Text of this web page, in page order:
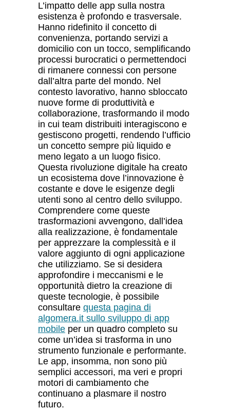
L’impatto delle app sulla nostra
esistenza è profondo e trasversale.
Hanno ridefinito il concetto di
convenienza, portando servizi a
domicilio con un tocco, semplificando
processi burocratici o permettendoci
di rimanere connessi con persone
dall’altra parte del mondo. Nel
contesto lavorativo, hanno sbloccato
nuove forme di produttività e
collaborazione, trasformando il modo
in cui team distribuiti interagiscono e
gestiscono progetti, rendendo l’ufficio
un concetto sempre più liquido e
meno legato a un luogo fisico.
Questa rivoluzione digitale ha creato
un ecosistema dove l’innovazione è
costante e dove le esigenze degli
utenti sono al centro dello sviluppo.
Comprendere come queste
trasformazioni avvengono, dall’idea
alla realizzazione, è fondamentale
per apprezzare la complessità e il
valore aggiunto di ogni applicazione
che utilizziamo. Se si desidera
approfondire i meccanismi e le
opportunità dietro la creazione di
queste tecnologie, è possibile
consultare questa pagina di
algomera.it sullo sviluppo di app
mobile per un quadro completo su
come un’idea si trasforma in uno
strumento funzionale e performante.
Le app, insomma, non sono più
semplici accessori, ma veri e propri
motori di cambiamento che
continuano a plasmare il nostro
futuro.